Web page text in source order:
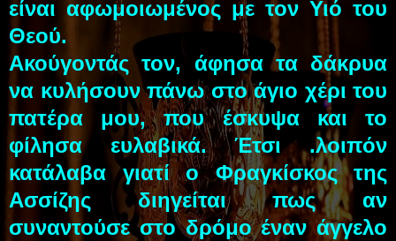
είναι αφωμοιωμένος με τον Υιό του
Θεού.
Ακούγοντάς τον, άφησα τα δάκρυα
να κυλήσουν πάνω στο άγιο χέρι του
πατέρα μου, που έσκυψα και το
φίλησα ευλαβικά. Έτσι .λοιπόν
κατάλαβα γιατί ο Φραγκίσκος της
Ασσίζης διηγείται πως αν
συναντούσε στο δρόμο έναν άγγελο